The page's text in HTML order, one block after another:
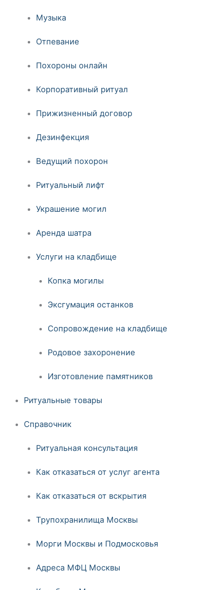
Музыка
Отпевание
Похороны онлайн
Корпоративный ритуал
Прижизненный договор
Дезинфекция
Ведущий похорон
Ритуальный лифт
Украшение могил
Аренда шатра
Услуги на кладбище
Копка могилы
Эксгумация останков
Сопровождение на кладбище
Родовое захоронение
Изготовление памятников
Ритуальные товары
Справочник
Ритуальная консультация
Как отказаться от услуг агента
Как отказаться от вскрытия
Трупохранилища Москвы
Морги Москвы и Подмосковья
Адреса МФЦ Москвы